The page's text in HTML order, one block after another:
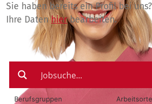
Sie haben bereits ein Profil bei
Ihre Datenhierbearbeiten.
Berufsgruppen Arbeitsorte